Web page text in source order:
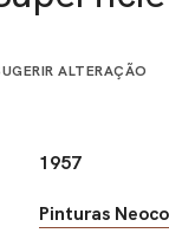
ALTERAÇÃO
1957
Pinturas